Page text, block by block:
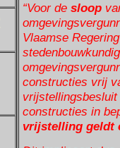
“Voor de sloop
Vlaamse
constructies vrij
constructies in
vrijstelling geldt